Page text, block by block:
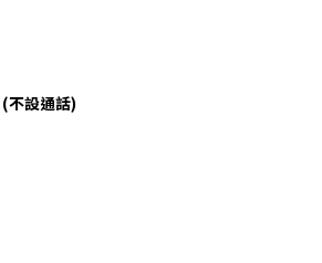
(不設通話)